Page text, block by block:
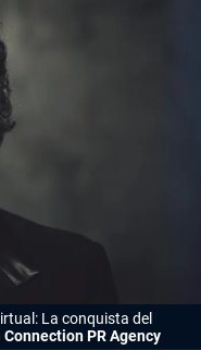
La conquista del
PR Agency